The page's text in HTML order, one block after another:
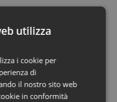
in
utilizza
i cookie per
di
il nostro sito web
in conformità